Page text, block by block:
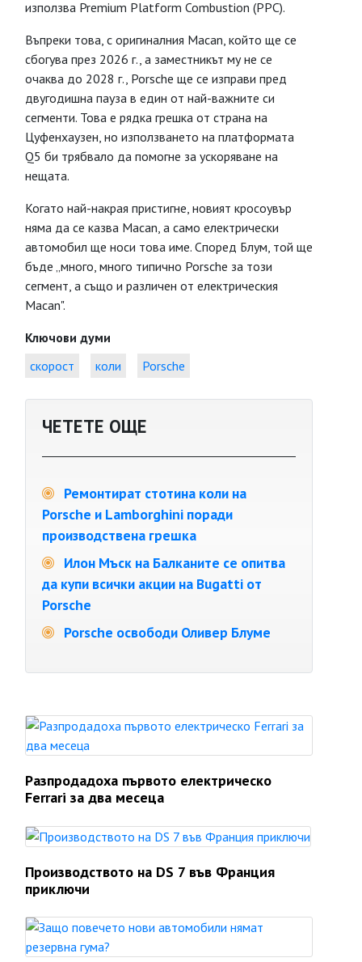
използва Premium Platform Combustion (PPC).
Въпреки това, с оригиналния Macan, който ще се
сбогува през 2026 г., а заместникът му не се
очаква до 2028 г., Porsche ще се изправи пред
двугодишна пауза в един от най-важните си
сегменти. Това е рядка грешка от страна на
Цуфенхаузен, но използването на платформата
Q5 би трябвало да помогне за ускоряване на
нещата.
Когато най-накрая пристигне, новият кросоувър
няма да се казва Macan, а само електрически
автомобил ще носи това име. Според Блум, той ще
бъде „много, много типично Porsche за този
сегмент, а също и различен от електрическия
Macan".
Ключови думи
скорост
коли Porsche
ЧЕТЕТЕ ОЩЕ
Ремонтират стотина коли на
Porsche и Lamborghini поради
производствена грешка
Илон Мъск на Балканите се опитва
да купи всички акции на Bugatti от
Porsche
Porsche освободи Оливер Блуме
Разпродадоха първото електрическо
Ferrari за два месеца
Производството на DS 7 във Франция
приключи